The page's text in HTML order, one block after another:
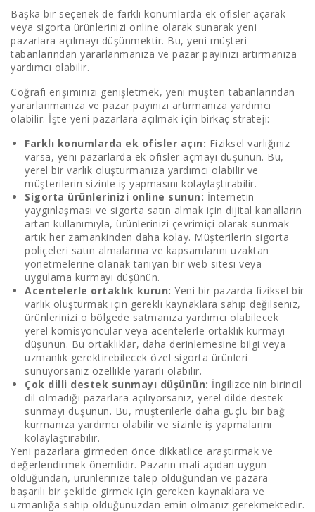
Başka bir seçenek de farklı konumlarda ek ofisler açarak
veya sigorta ürünlerinizi online olarak sunarak yeni
pazarlara açılmayı düşünmektir. Bu, yeni müşteri
tabanlarından yararlanmanıza ve pazar payınızı artırmanıza
yardımcı olabilir.
Coğrafi erişiminizi genişletmek, yeni müşteri tabanlarından
yararlanmanıza ve pazar payınızı artırmanıza yardımcı
olabilir. İşte yeni pazarlara açılmak için birkaç strateji:
Farklı konumlarda ek ofisler açın: Fiziksel varlığınız
varsa, yeni pazarlarda ek ofisler açmayı düşünün. Bu,
yerel bir varlık oluşturmanıza yardımcı olabilir ve
müşterilerin sizinle iş yapmasını kolaylaştırabilir.
Sigorta ürünlerinizi online sunun: İnternetin
yaygınlaşması ve sigorta satın almak için dijital kanalların
artan kullanımıyla, ürünlerinizi çevrimiçi olarak sunmak
artık her zamankinden daha kolay. Müşterilerin sigorta
poliçeleri satın almalarına ve kapsamlarını uzaktan
yönetmelerine olanak tanıyan bir web sitesi veya
uygulama kurmayı düşünün.
Acentelerle ortaklık kurun: Yeni bir pazarda fiziksel bir
varlık oluşturmak için gerekli kaynaklara sahip değilseniz,
ürünlerinizi o bölgede satmanıza yardımcı olabilecek
yerel komisyoncular veya acentelerle ortaklık kurmayı
düşünün. Bu ortaklıklar, daha derinlemesine bilgi veya
uzmanlık gerektirebilecek özel sigorta ürünleri
sunuyorsanız özellikle yararlı olabilir.
Çok dilli destek sunmayı düşünün: İngilizce'nin birincil
dil olmadığı pazarlara açılıyorsanız, yerel dilde destek
sunmayı düşünün. Bu, müşterilerle daha güçlü bir bağ
kurmanıza yardımcı olabilir ve sizinle iş yapmalarını
kolaylaştırabilir.
Yeni pazarlara girmeden önce dikkatlice araştırmak ve
değerlendirmek önemlidir. Pazarın mali açıdan uygun
olduğundan, ürünlerinize talep olduğundan ve pazara
başarılı bir şekilde girmek için gereken kaynaklara ve
uzmanlığa sahip olduğunuzdan emin olmanız gerekmektedir.